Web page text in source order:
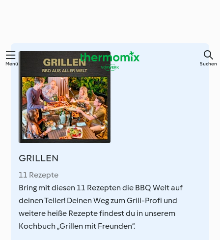
Zum
Hauptinhalt
springen
Menü Suchen
GRILLEN
11 Rezepte
Bring mit diesen 11 Rezepten die BBQ Welt auf
deinen Teller! Deinen Weg zum Grill-Profi und
weitere heiße Rezepte findest du in unserem
Kochbuch „Grillen mit Freunden“.